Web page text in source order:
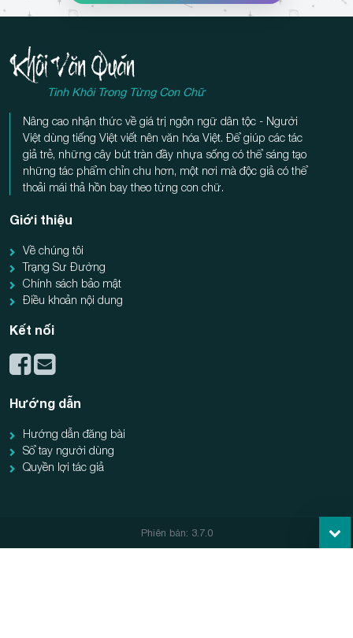
Tinh Khôi Trong Từng Con Chữ
Nâng cao nhận thức về giá trị ngôn ngữ dân tộc - Người
Việt dùng tiếng Việt viết nên văn hóa Việt. Để giúp các tác
giả trẻ, những cây bút tràn đầy nhựa sống có thể sáng tạo
những tác phẩm chỉn chu hơn, một nơi mà độc giả có thể
thoải mái thả hồn bay theo từng con chữ.
Giới thiệu
Về chúng tôi
Trạng Sư Đường
Chính sách bảo mật
Điều khoản nội dung
Kết nối
Hướng dẫn
Hướng dẫn đăng bài
Sổ tay người dùng
Quyền lợi tác giả
Phiên bản: 3.7.0